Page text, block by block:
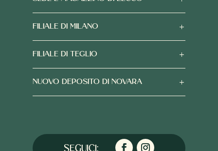
FILIALE DI MILANO
FILIALE DI TEGLIO
NUOVO DEPOSITO DI NOVARA